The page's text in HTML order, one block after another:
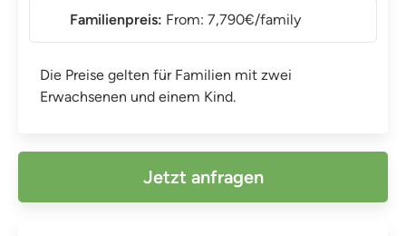
Familienpreis: From: 7,790€/family
Die Preise gelten für Familien mit zwei
Erwachsenen und einem Kind.
Jetzt anfragen